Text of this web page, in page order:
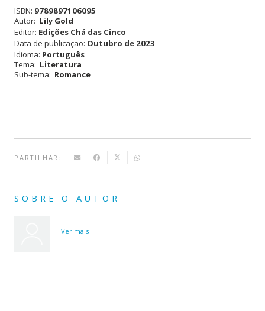
na
Montanha
ISBN: 9789897106095
Autor: Lily Gold
Editor: Edições Chá das Cinco
Data de publicação: Outubro de 2023
Idioma: Português
Tema: Literatura
Sub-tema: Romance
PARTILHAR:
SOBRE O AUTOR
Ver mais